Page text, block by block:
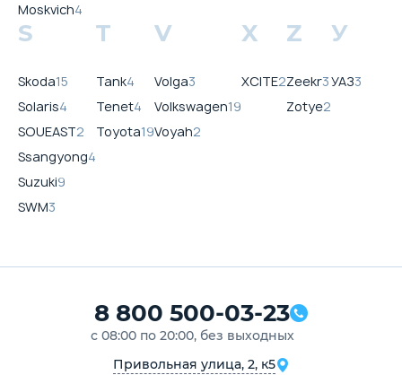
Moskvich4
S
Skoda15
Solaris4
SOUEAST2
Ssangyong4
Suzuki9
SWM3
T
Tank4
Tenet4
Toyota19
V
Volga3
Volkswagen19
Voyah2
X
XCITE2
Z
Zeekr3
Zotye2
У
УАЗ3
8 800 500-03-23
с 08:00 по 20:00, без выходных
Привольная улица, 2, к5